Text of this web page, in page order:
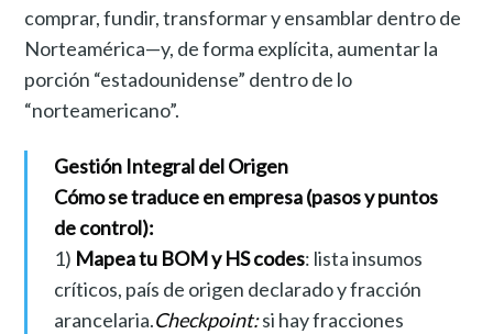
comprar, fundir, transformar y ensamblar dentro de
Norteamérica—y, de forma explícita, aumentar la
porción “estadounidense” dentro de lo
“norteamericano”.
Gestión Integral del Origen
Cómo se traduce en empresa (pasos y puntos
de control):
1) Mapea tu BOM y HS codes: lista insumos
críticos, país de origen declarado y fracción
arancelaria.Checkpoint:si hay fracciones